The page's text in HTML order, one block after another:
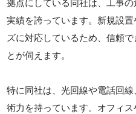
拠点にしている同社は、工事
実績を誇っています。新規設
ズに対応しているため、信頼
とが伺えます。
特に同社は、光回線や電話回
術力を持っています。オフィ